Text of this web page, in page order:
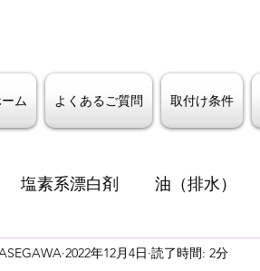
ム よくあるご質問 取付け条件
塩素系漂白剤 油（排水）
スポーザー 地球温暖化防止
2022年12月4日 読了時間: 2分